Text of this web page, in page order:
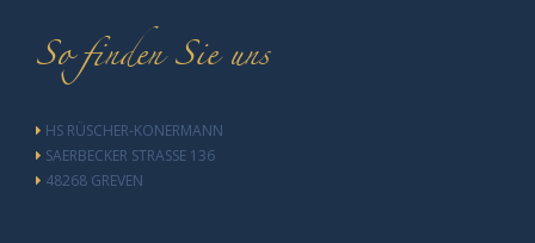
So finden Sie uns
HS RÜSCHER-KONERMANN
SAERBECKER STRASSE 136
48268 GREVEN